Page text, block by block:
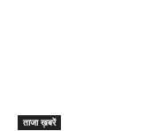
ताजा ख़बरें